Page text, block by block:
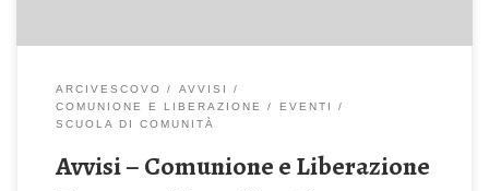
ARCIVESCOVO
AVVISI
COMUNIONE E LIBERAZIONE
EVENTI
SCUOLA DI COMUNITÀ
Avvisi – Comunione e Liberazione